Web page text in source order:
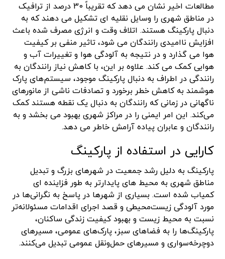
مطالعات اخیر نشان می دهد که تقریباً 30 درصد از ترافیک
در مناطق شهری را وسایل نقلیه ای تشکیل می دهند که به
دنبال پارکینگ هستند. اتلاف وقت و انرژی مصرف شده باعث
افزایش ناامیدی رانندگان می شود، تاثیر منفی بر کیفیت
هوا می گذارد و در نتیجه به آلودگی هوا و تغییرات آب و
هوایی کمک می کند. علاوه بر این، با کاهش نیاز رانندگان به
رانندگی در اطراف به دنبال پارکینگ موجود، سیستم‌های پارک
هوشمند به کاهش خطر برخورد و تصادفات ناشی از مانورهای
ناگهانی در زمانی که رانندگان به دنبال یک نقطه هستند کمک
می‌کند. این امر ایمنی را در مراکز شهری بهبود می بخشد و به
رانندگان و عابران پیاده آرامش خاطر می دهد.
کارایی در استفاده از پارکینگ
پارکینگ به دلیل رشد جمعیت در شهرهای بزرگ و تبدیل
مناطق شهری به محیط های پایدارتر به طور فزاینده ای
کمیاب شده است. بسیاری از شهرها در پاسخ به نگرانی‌ها در
مورد آلودگی زیست‌محیطی و قصد اجرای اقدامات مسئولانه‌تر
نسبت به محیط زیست و بهبود کیفیت زندگی ساکنان،
پارکینگ‌ها را به فضاهای سبز، پارک‌های عمومی، مسیرهای
دوچرخه‌سواری و مسیرهای حمل‌ونقل عمومی تبدیل می‌کنند.